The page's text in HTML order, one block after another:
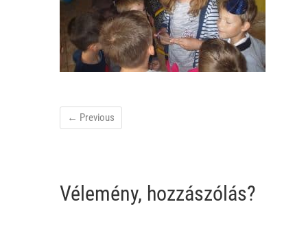
← Previous
Vélemény, hozzászólás?